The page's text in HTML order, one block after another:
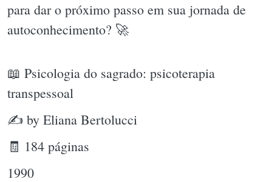
para dar o próximo passo em sua jornada de
autoconhecimento? 🚀
📖 Psicologia do sagrado: psicoterapia
transpessoal
✍ by Eliana Bertolucci
🧾 184 páginas
1990